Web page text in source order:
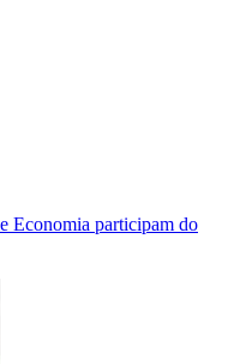
Economia participam do